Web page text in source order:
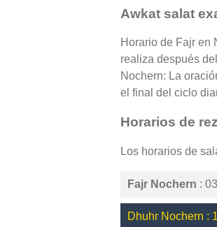
Awkat salat
Horario de Fajr en
realiza después
Nochern: La
el final del ciclo
Horarios de
Los horarios de
Fajr Nochern :
Dhuhr Nochern :